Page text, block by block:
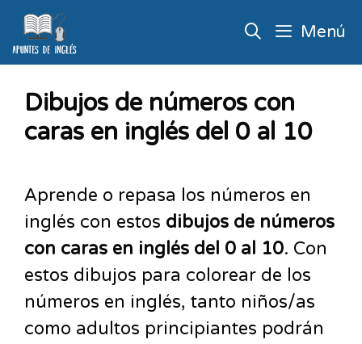
Menú
Dibujos de números con
caras en inglés del 0 al 10
Aprende o repasa los números en
inglés con estos dibujos de números
con caras en inglés del 0 al 10. Con
estos dibujos para colorear de los
números en inglés, tanto niños/as
como adultos principiantes podrán